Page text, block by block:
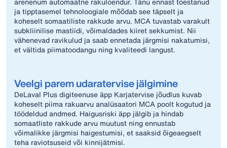
ja tipptasemel tehnoloogiale mõõdab see täpselt ja
koheselt somaatiliste rakkude arvu. MCA tuvastab varakult
subkliinilise mastiidi, võimaldades kiiret sekkumist. Nii
vähenevad ravikulud ja saab ennetada järgmisi nakatumisi,
et vältida piimatoodangu ning kvaliteedi langust.
Veelgi parem udaratervise jälgimine
DeLaval Plus digiteenuse äpp Karjatervise jõudlus kuvab
koheselt piima rakuarvu analüsaatori MCA poolt kogutud ja
töödeldud andmed. Haigusriski äpp jälgib ja hindab
somaatliste rakkude arvu muutust ning ennustab
võimalikke järgmisi haigestumisi, et saaksid õigeaegselt
teha raviotsuseid või kinnijätmisi.